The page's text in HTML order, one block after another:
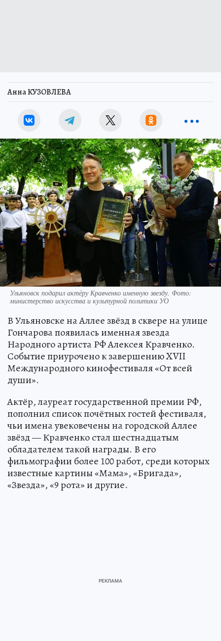
Анна КУЗОВЛЕВА
Ульяновск подарил актёру Кравченко именную звезду. Фото:
министерство искусства и культурной политики УО
В Ульяновске на Аллее звёзд в сквере на улице
Гончарова появилась именная звезда
Народного артиста РФ Алексея Кравченко.
Событие приурочено к завершению XVII
Международного кинофестиваля «От всей
души».
Актёр, лауреат государственной премии РФ,
пополнил список почётных гостей фестиваля,
чьи имена увековечены на городской Аллее
звёзд — Кравченко стал шестнадцатым
обладателем такой награды. В его
фильмографии более 100 работ, среди которых
известные картины «Мама», «Бригада»,
«Звезда», «9 рота» и другие.